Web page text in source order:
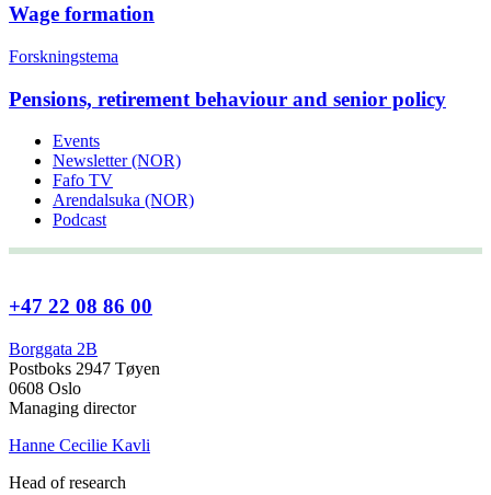
Wage formation
Forskningstema
Pensions, retirement behaviour and senior policy
Events
Newsletter (NOR)
Fafo TV
Arendalsuka (NOR)
Podcast
+47 22 08 86 00
Borggata 2B
Postboks 2947 Tøyen
0608 Oslo
Managing director
Hanne Cecilie Kavli
Head of research